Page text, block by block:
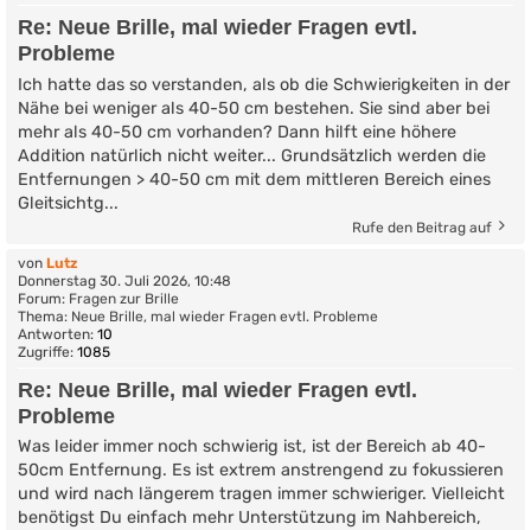
Re: Neue Brille, mal wieder Fragen evtl.
Probleme
Ich hatte das so verstanden, als ob die Schwierigkeiten in der
Nähe bei weniger als 40-50 cm bestehen. Sie sind aber bei
mehr als 40-50 cm vorhanden? Dann hilft eine höhere
Addition natürlich nicht weiter... Grundsätzlich werden die
Entfernungen > 40-50 cm mit dem mittleren Bereich eines
Gleitsichtg...
Rufe den Beitrag auf
von Lutz
Donnerstag 30. Juli 2026, 10:48
Forum: Fragen zur Brille
Thema: Neue Brille, mal wieder Fragen evtl. Probleme
Antworten: 10
Zugriffe: 1085
Re: Neue Brille, mal wieder Fragen evtl.
Probleme
Was leider immer noch schwierig ist, ist der Bereich ab 40-
50cm Entfernung. Es ist extrem anstrengend zu fokussieren
und wird nach längerem tragen immer schwieriger. Vielleicht
benötigst Du einfach mehr Unterstützung im Nahbereich,